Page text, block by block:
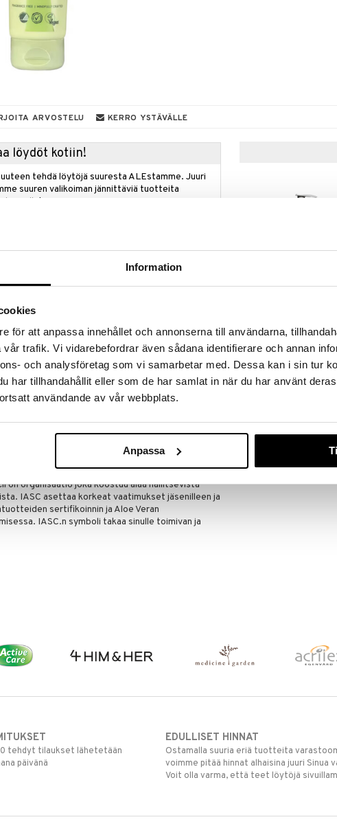
Information
för att anpassa innehållet och annonserna till användarna,
trafik. Vi vidarebefordrar även sådana identifierare och annan
och analysföretag som vi samarbetar med. Dessa kan i sin tur
har tillhandahållit eller som de har samlat in när du har använt
användande av vår webbplats.
Anpassa
ARVOSTELU KERRO YSTÄVÄLLE
löydöt kotiin!
tehdä löytöjä suuresta ALEstamme. Juuri
suuren valikoiman jännittäviä tuotteita
hinnoilla!
ale-löydöt »
sillä se antaa iholle Aloe Veran toimivia
Canolaöljyä joka luonnollisella tavalla aktivoittaa
kuivalle iholle enemmän kuin Aloe Vera Lotionia.
ekologinen, täysin hajusteeton eikä sisällä
toimii erinomaisesti myös aftersun-voiteena
viilentää, parantaa ja hoitaa auringon polttamaa
neutralisoi vapaita radikaaleja ihossa.< br>Aloe
kasvatetuista kasveista.
tietoa Aloecorpista: www.aloecorp.com
pakkaus, kuljetukset ja muut tuotannon
on organisaatio joka koostuu alaa hallitsevista
IASC asettaa korkeat vaatimukset jäsenilleen ja
sertifikoinnin ja Aloe Veran
IASC.n symboli takaa sinulle toimivan ja
AVIVIR
11,90 €
tehdyt tilaukset lähetetään
päivänä
EDULLISET HINNAT
Ostamalla suuria eriä tuotteita
voimme pitää hinnat alhaisina juuri Sinua
Voit olla varma, että teet löytöjä